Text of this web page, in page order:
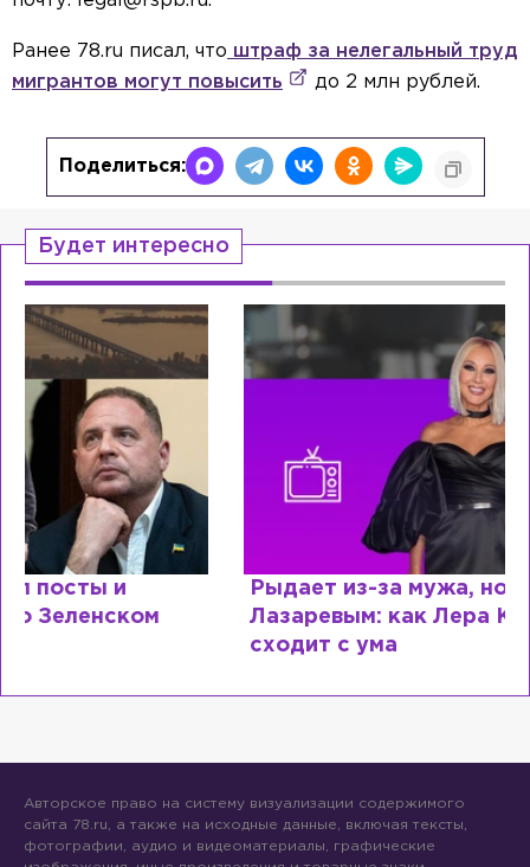
Ранее 78.ru писал, что штраф за нелегальный труд
мигрантов могут повысить
до 2 млн рублей.
Поделиться:
Будет интересно
Рыдает из-за мужа, но опять флиртует с
Лазаревым: как Лера Кудрявцева
Авторское право на систему визуализации содержимого
сайта 78.ru, а также на исходные данные, включая тексты,
фотографии, аудио и видеоматериалы, графические